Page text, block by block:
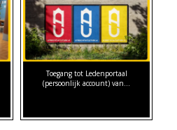
Toegang tot Ledenportaal
(persoonlijk account) van…